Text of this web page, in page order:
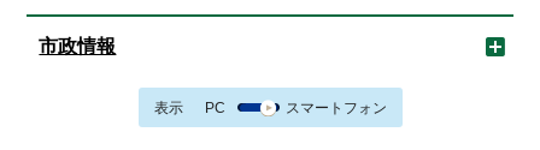
市政情報
表示 PC スマートフォン